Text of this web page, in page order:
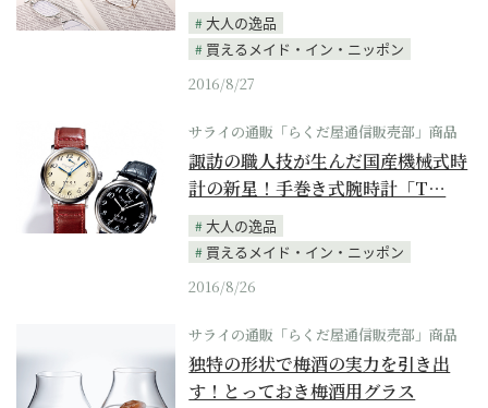
大人の逸品
買えるメイド・イン・ニッポン
2016/8/27
サライの通販「らくだ屋通信販売部」商品
諏訪の職人技が生んだ国産機械式時
計の新星！手巻き式腕時計「T…
大人の逸品
買えるメイド・イン・ニッポン
2016/8/26
サライの通販「らくだ屋通信販売部」商品
独特の形状で梅酒の実力を引き出
す！とっておき梅酒用グラス